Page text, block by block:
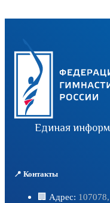
Единая
📍 Контакты
🏢 Адрес: